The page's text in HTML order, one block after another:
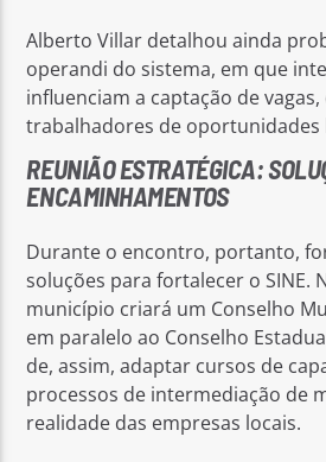
Alberto Villar detalhou ainda
operandi do sistema, em que
influenciam a captação de
trabalhadores de oportunidades
REUNIÃO ESTRATÉGICA:
ENCAMINHAMENTOS
Durante o encontro, portanto,
soluções para fortalecer o SINE.
município criará um Conselho
em paralelo ao Conselho
de, assim, adaptar cursos de
processos de intermediação de
realidade das empresas locais.